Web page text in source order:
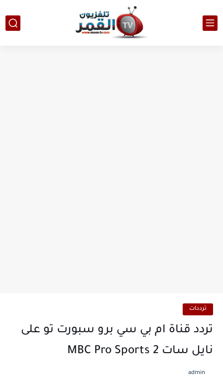
ترددات
تردد قناة ام بي سي برو سبورت تو على
نايل سات MBC Pro Sports 2
admin